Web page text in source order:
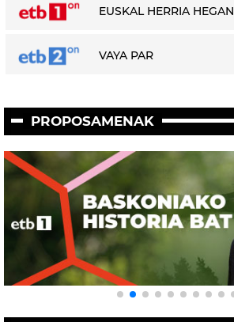
EUSKAL HERRIA HEGAN
VAYA PAR
PROPOSAMENAK